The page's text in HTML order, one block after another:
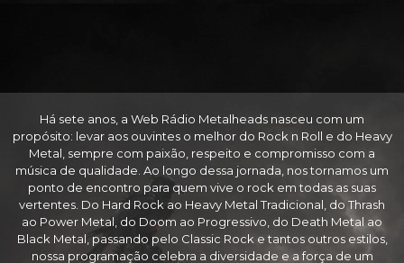
Há sete anos, a Web Rádio Metalheads nasceu com um
propósito: levar aos ouvintes o melhor do Rock n Roll e do Heavy
Metal, sempre com paixão, respeito e compromisso com a
música de qualidade. Ao longo dessa jornada, nos tornamos um
ponto de encontro para quem vive o rock em todas as suas
vertentes. Do Hard Rock ao Heavy Metal Tradicional, do Thrash
ao Power Metal, do Doom ao Progressivo, do Death Metal ao
Black Metal, passando pelo Classic Rock e tantos outros estilos,
nossa programação celebra a diversidade e a força de um